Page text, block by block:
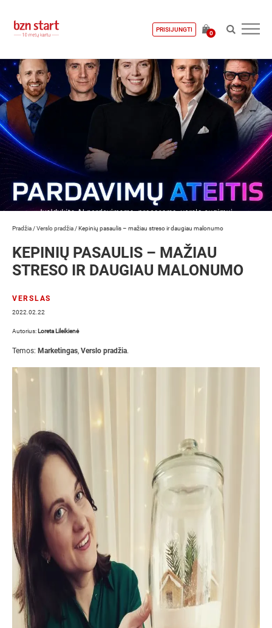
PRISIJUNGTI
0
Pradžia /Verslo pradžia /Kepinių pasaulis – mažiau streso ir daugiau malonumo
KEPINIŲ PASAULIS – MAŽIAU
STRESO IR DAUGIAU MALONUMO
VERSLAS
2022.02.22
Autorius: Loreta Lileikienė
Temos: Marketingas, Verslo pradžia.